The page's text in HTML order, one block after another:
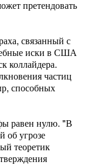
претендовать
связанный с
иски в США
коллайдера.
частиц
способных
равен нулю. "В
об угрозе
теоретик